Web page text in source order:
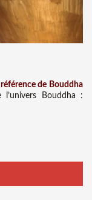
référence de Bouddha
Bouddha :